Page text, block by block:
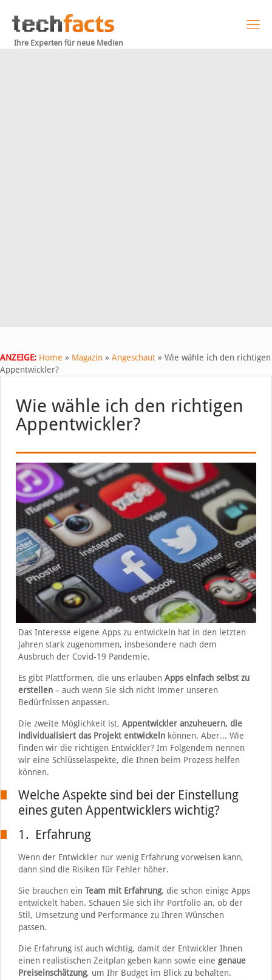
Ihre Experten für neue Medien
ANZEIGE: Home » Magazin » Angeschaut » Wie wähle ich den richtigen
Appentwickler?
Wie wähle ich den richtigen
Appentwickler?
Das Interesse eigene Apps zu entwickeln hat in den letzten
Jahren stark zugenommen, insbesondere nach dem
Ausbruch der Covid-19 Pandemie.
Es gibt Plattformen, die uns erlauben Apps einfach selbst zu
erstellen– auch wenn Sie sich nicht immer unseren
Bedürfnissen anpassen.
Die zweite Möglichkeit ist, Appentwickler anzuheuern, die
individualisiert das Projekt entwickelnkönnen. Aber… Wie
finden wir die richtigen Entwickler? Im Folgendem nennen
wir eine Schlüsselaspekte, die Ihnen beim Prozess helfen
können.
Welche Aspekte sind bei der Einstellung
eines guten Appentwicklers wichtig?
1. Erfahrung
Wenn der Entwickler nur wenig Erfahrung vorweisen kann,
dann sind die Risiken für Fehler höher.
Sie brauchen ein Team mit Erfahrung, die schon einige Apps
entwickelt haben. Schauen Sie sich ihr Portfolio an, ob der
Stil, Umsetzung und Performance zu Ihren Wünschen
passen.
Die Erfahrung ist auch wichtig, damit der Entwickler Ihnen
einen realistischen Zeitplan geben kann sowie eine genaue
Preiseinschätzung, um Ihr Budget im Blick zu behalten.